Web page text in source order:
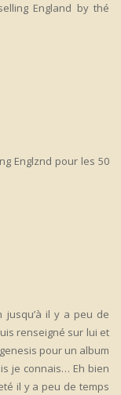
England by thé
Englznd pour les 50
jusqu’à il y a peu de
renseigné sur lui et
pour un album
je connais… Eh bien
il y a peu de temps